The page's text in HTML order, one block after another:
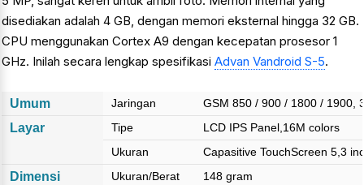
disediakan adalah 4 GB, dengan memori eksternal hingga 32 GB.
CPU menggunakan Cortex A9 dengan kecepatan prosesor 1
GHz. Inilah secara lengkap spesifikasi Advan Vandroid S-5.
Umum Jaringan GSM 850 / 900 / 1800 / 1900,
Layar Tipe
LCD IPS Panel,16M colors
Ukuran
Capasitive TouchScreen 5,3
Dimensi Ukuran/Berat 148 gram